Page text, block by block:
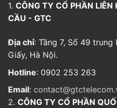
1. CÔNG TY CỔ PHẦN LIÊN
CẦU - GTC
Địa chỉ: Tầng 7, Số 49 trung
Giấy, Hà Nội.
Hotline: 0902 253 263
Email:
2. CÔNG TY CỔ PHẦN